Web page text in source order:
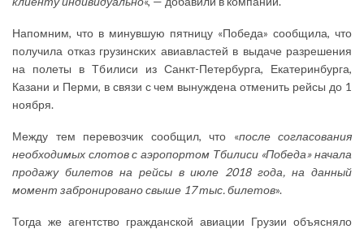
Напомним, что в минувшую пятницу «Победа» сообщила, что
получила отказ грузинских авиавластей в выдаче разрешения
на полеты в Тбилиси из Санкт-Петербурга, Екатеринбурга,
Казани и Перми, в связи с чем вынуждена отменить рейсы до 1
ноября.
Между тем перевозчик сообщил, что «после согласования
необходимых слотов с аэропортом Тбилиси «Победа» начала
продажу билетов на рейсы в июле 2018 года, на данный
момент забронировано свыше 17 тыс. билетов».
Тогда же агентство гражданской авиации Грузии объясняло